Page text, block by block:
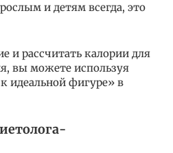
и детям всегда, это
и рассчитать калории для
вы можете используя
идеальной фигуре» в